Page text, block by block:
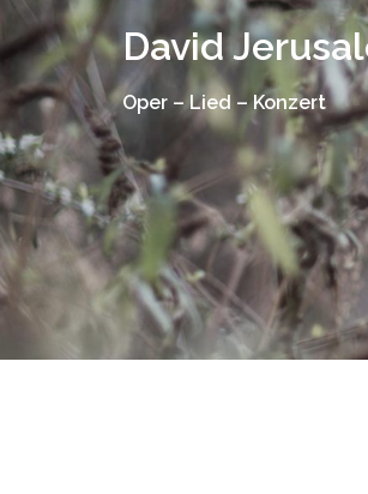
Springe
zum
Inhalt
David
Oper – Lied – Konzert